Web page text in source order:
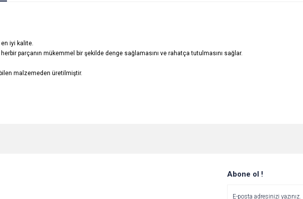
iyi kalite.
parçanın mükemmel bir şekilde denge sağlamasını ve rahatça tutulmasını sağlar.
malzemeden üretilmiştir.
Abone ol !